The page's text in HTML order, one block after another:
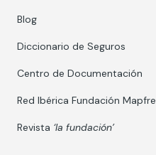
Blog
Diccionario de Seguros
Centro de Documentación
Red Ibérica Fundación Mapfre
Revista ‘la fundación’